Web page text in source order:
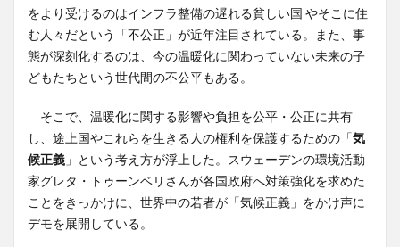
をより受けるのはインフラ整備の遅れる貧しい国 やそこに住
む人々だという「不公正」が近年注目されている。また、事
態が深刻化するのは、今の温暖化に関わっていない未来の子
どもたちという世代間の不公平もある。
そこで、温暖化に関する影響や負担を公平・公正に共有
し、途上国やこれらを生きる人の権利を保護するための「気
候正義 」という考え方が浮上した。スウェーデンの環境活動
家グレタ・トゥーンベリさんが各国政府へ対策強化を求めた
ことをきっかけに、世界中の若者が「気候正義」をかけ声に
デモを展開している。